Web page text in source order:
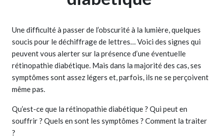
Une difficulté à passer de l’obscurité à la lumière, quelques
soucis pour le déchiffrage de lettres… Voici des signes qui
peuvent vous alerter sur la présence d’une éventuelle
rétinopathie diabétique. Mais dans la majorité des cas, ses
symptômes sont assez légers et, parfois, ils ne se perçoivent
même pas.
Qu’est-ce que la rétinopathie diabétique ? Qui peut en
souffrir ? Quels en sont les symptômes ? Comment la traiter
?